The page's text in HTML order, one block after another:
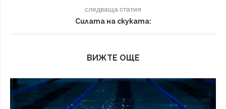
следваща статия
Силата на скуката:
ВИЖТЕ ОЩЕ